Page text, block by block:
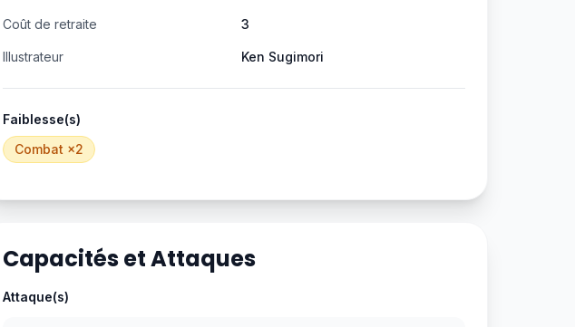
Coût de retraite 3
Illustrateur Ken Sugimori
Faiblesse(s)
Combat ×2
Capacités et Attaques
Attaque(s)